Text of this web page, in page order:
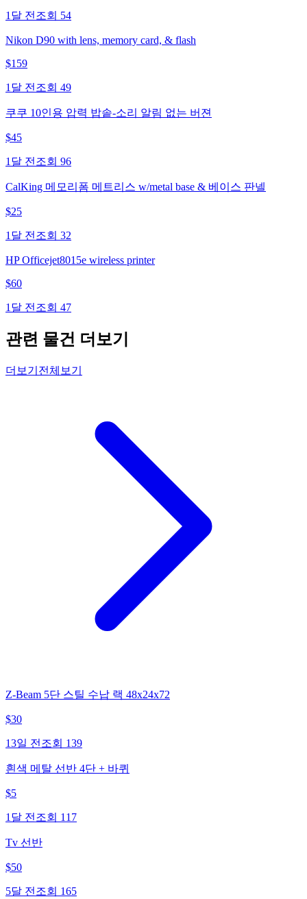
1달 전 조회 54
Nikon D90 with lens, memory card, & flash
$159
1달 전 조회 49
쿠쿠 10인용 압력 밥솥-소리 알림 없는 버젼
$45
1달 전 조회 96
CalKing 메모리폼 메트리스 w/metal base & 베이스 판넬
$25
1달 전 조회 32
HP Officejet8015e wireless printer
$60
1달 전 조회 47
관련 물건 더보기
더보기 전체보기
Z-Beam 5단 스틸 수납 랙 48x24x72
$30
13일 전 조회 139
흰색 메탈 선반 4단 + 바퀴
$5
1달 전 조회 117
Tv 선반
$50
5달 전 조회 165